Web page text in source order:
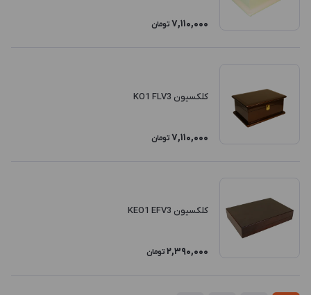
7,110,000 تومان
کلکسیون KO1 FLV3
7,110,000 تومان
کلکسیون KEO1 EFV3
2,390,000 تومان